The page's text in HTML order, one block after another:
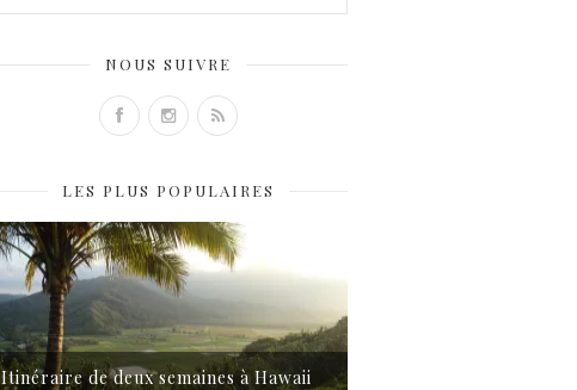
NOUS SUIVRE
LES PLUS POPULAIRES
Itinéraire de deux semaines à Hawaii